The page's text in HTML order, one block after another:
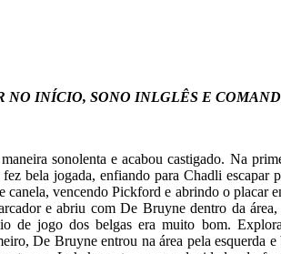
NO INÍCIO, SONO INLGLÊS E
sonolenta e acabou castigado. Na
bela jogada, enfiando para Chadli
canela, vencendo Pickford e abrindo o placar
e abriu com De Bruyne dentro da
de jogo dos belgas era muito bom.
De Bruyne entrou na área pela